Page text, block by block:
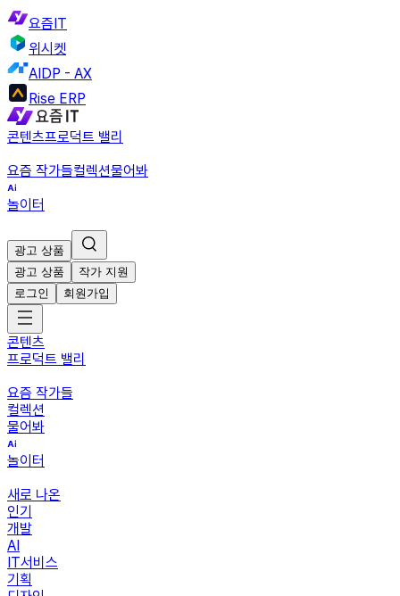
요즘IT
위시켓
AIDP - AX
Rise ERP
콘텐츠프로덕트 밸리
요즘 작가들컬렉션물어봐
놀이터
광고 상품
광고 상품
작가 지원
로그인
회원가입
콘텐츠
프로덕트 밸리
요즘 작가들
컬렉션
물어봐
놀이터
새로 나온
인기
개발
AI
IT서비스
기획